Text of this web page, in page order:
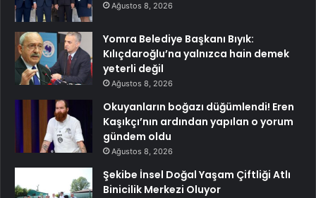
Ağustos 8, 2026
Yomra Belediye Başkanı Bıyık:
Kılıçdaroğlu’na yalnızca hain demek
yeterli değil
Ağustos 8, 2026
Okuyanların boğazı düğümlendi! Eren
Kaşıkçı’nın ardından yapılan o yorum
gündem oldu
Ağustos 8, 2026
Şekibe İnsel Doğal Yaşam Çiftliği Atlı
Binicilik Merkezi Oluyor